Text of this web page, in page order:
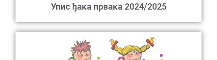
Упис ђака првака 2024/2025